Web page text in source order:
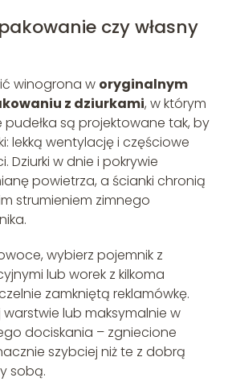
czy własny
winogrona w oryginalnym
z dziurkami, w którym
pudełka są projektowane tak, by
lekką wentylację i częściowe
Dziurki w dnie i pokrywie
powietrza, a ścianki chronią
strumieniem zimnego
wybierz pojemnik z
lub worek z kilkoma
zamkniętą reklamówkę.
warstwie lub maksymalnie w
dociskania – zgniecione
szybciej niż te z dobrą
sobą.